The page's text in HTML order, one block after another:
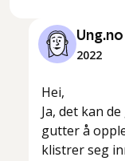
Ung.no
2022
Hei,
Ja, det kan
gutter å
klistrer seg